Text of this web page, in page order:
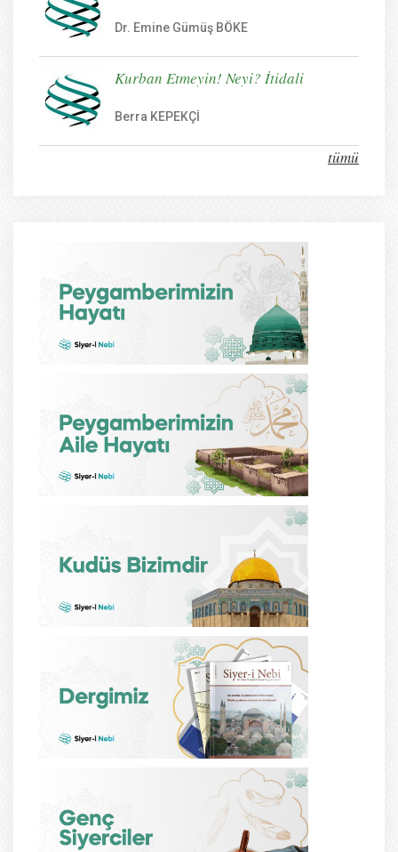
Dr. Emine Gümüş BÖKE
Berra KEPEKÇİ
Kurban Etmeyin! Neyi? İtidali
tümü